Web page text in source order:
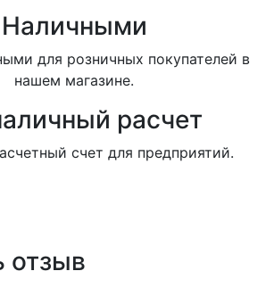
Наличными
для розничных покупателей в
нашем магазине.
расчет
счет для предприятий.
отзыв